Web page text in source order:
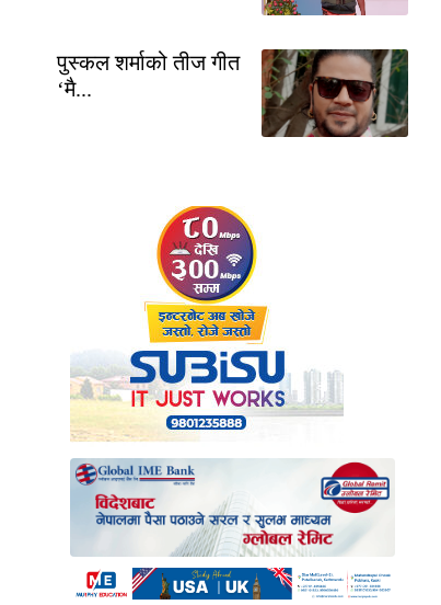
पुस्कल शर्माको तीज गीत
‘मै...